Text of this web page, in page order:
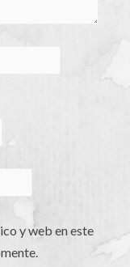
y web en este